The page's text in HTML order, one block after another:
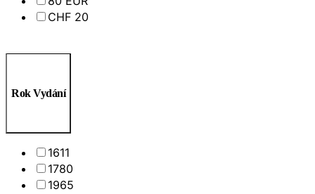
CHF 20
Rok Vydání
1611
1780
1965